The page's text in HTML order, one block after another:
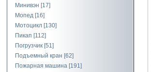
Минивэн [17]
Мопед [16]
Мотоцикл [130]
Пикап [112]
Погрузчик [51]
Подъемный кран [62]
Пожарная машина [191]